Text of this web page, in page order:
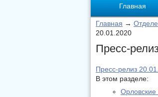
Главная
Главная →
20.01.2020
Пресс-
Пресс-релиз
В этом разделе: